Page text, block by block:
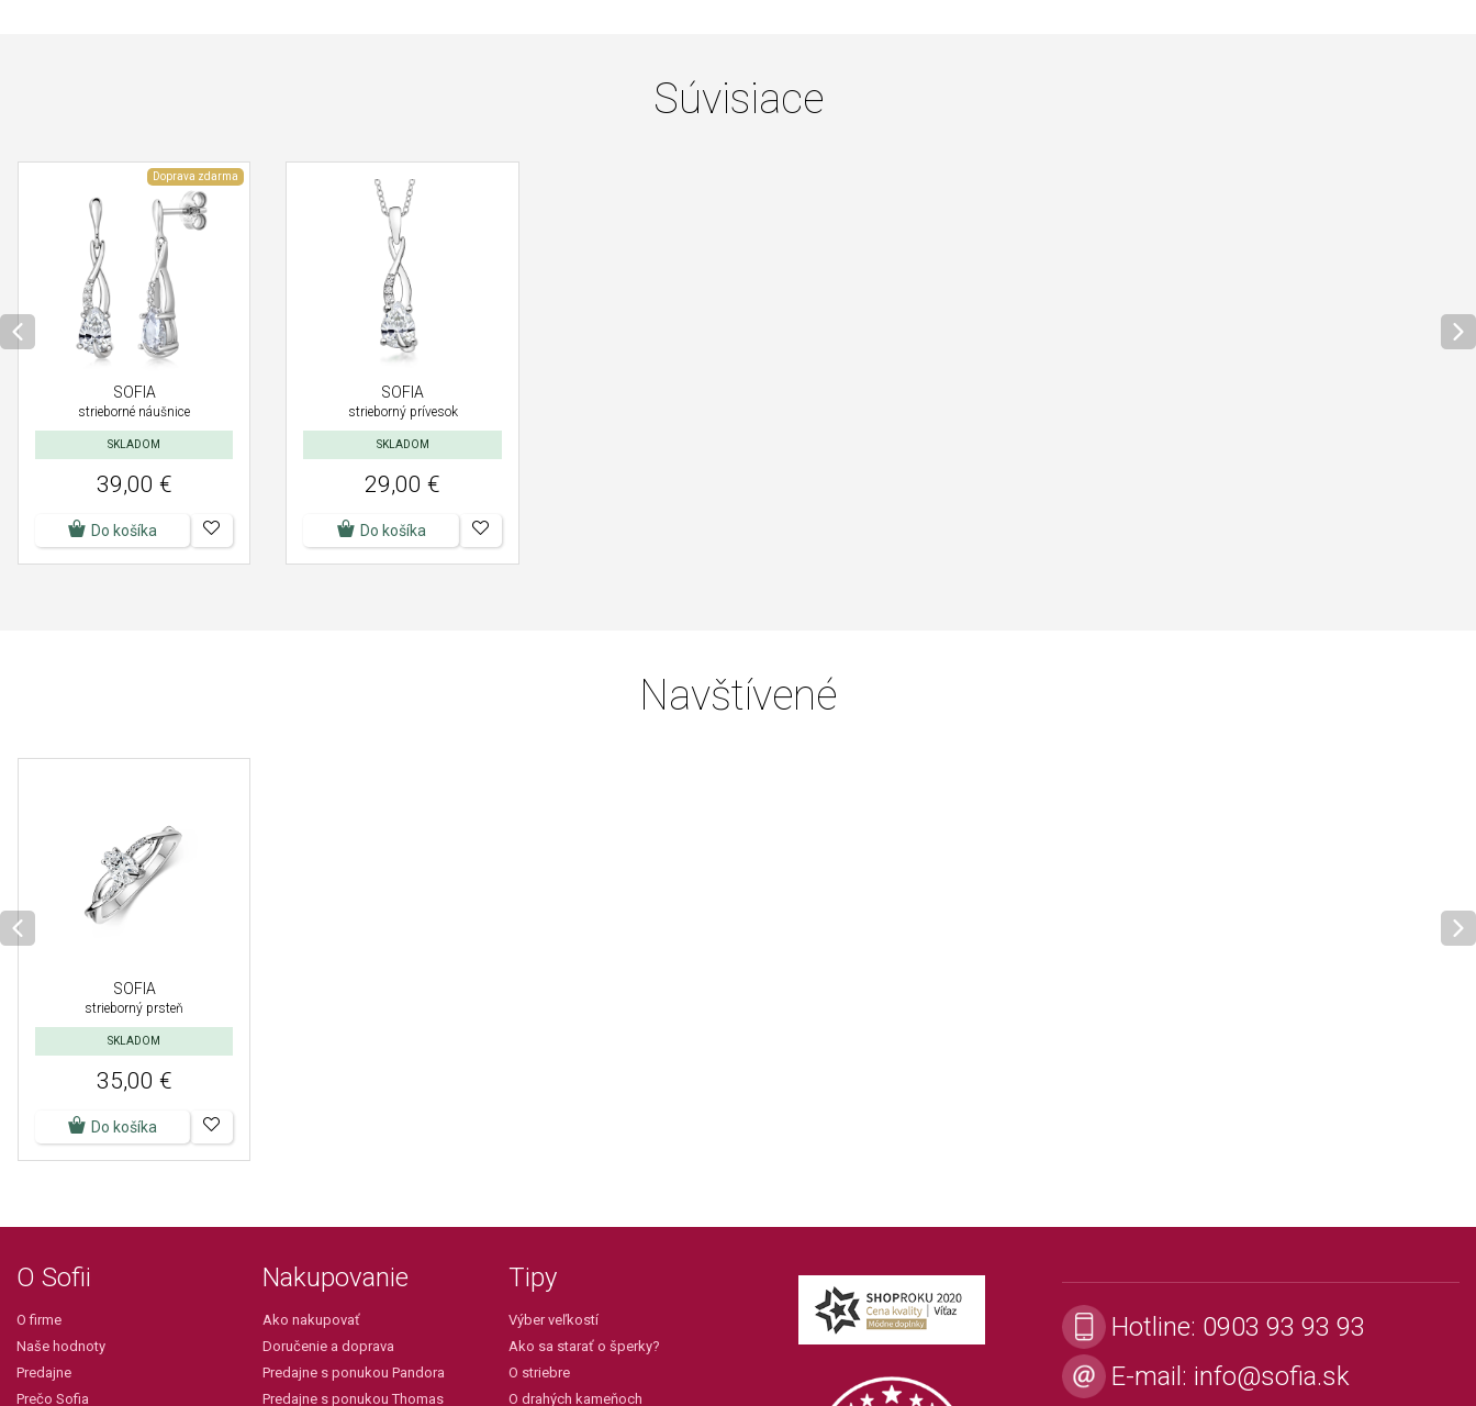
Súvisiace
Doprava zdarma
SOFIA
strieborné náušnice
SKLADOM
39,00 €
Do košíka
SOFIA
strieborný prívesok
SKLADOM
29,00 €
Do košíka
Navštívené
SOFIA
strieborný prsteň
SKLADOM
35,00 €
Do košíka
O Sofii
O firme
Naše hodnoty
Predajne
Prečo Sofia
Nakupovanie
Ako nakupovať
Doručenie a doprava
Predajne s ponukou Pandora
Predajne s ponukou Thomas
Tipy
Výber veľkostí
Ako sa starať o šperky?
O striebre
O drahých kameňoch
Hotline: 0903 93 93 93
E-mail: info@sofia.sk